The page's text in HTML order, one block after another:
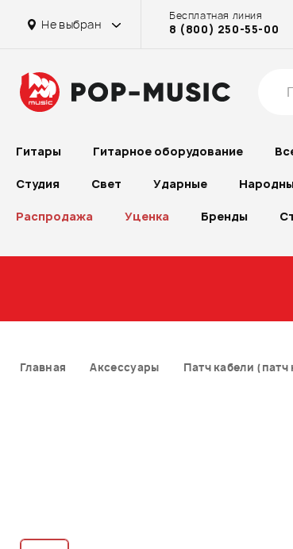
Не выбран
Бесплатная линия
8 (800) 250-55-00
Гитары Гитарное оборудование
Студия Свет Ударные
Распродажа Уценка Бренды
Главная Аксессуары Патч кабели (патч